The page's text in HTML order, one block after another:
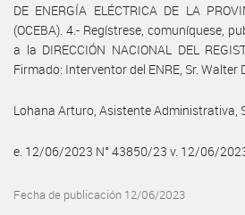
DE ENERGÍA ELÉCTRICA DE LA
(OCEBA). 4.- Regístrese, comuníquese,
a la DIRECCIÓN NACIONAL DEL
Firmado: Interventor del ENRE, Sr. Walter
Lohana Arturo, Asistente Administrativa,
e. 12/06/2023 N° 43850/23 v. 12/06/
Fecha de publicación 12/06/2023